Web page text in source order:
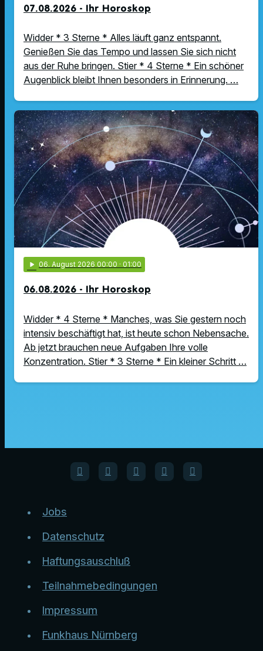
07.08.2026 - Ihr Horoskop
Widder * 3 Sterne * Alles läuft ganz entspannt.
Genießen Sie das Tempo und lassen Sie sich nicht
aus der Ruhe bringen. Stier * 4 Sterne * Ein schöner
Augenblick bleibt Ihnen besonders in Erinnerung. …
play_arrow 06. August 2026 00:00 · 01:00
06.08.2026 - Ihr Horoskop
Widder * 4 Sterne * Manches, was Sie gestern noch
intensiv beschäftigt hat, ist heute schon Nebensache.
Ab jetzt brauchen neue Aufgaben Ihre volle
Konzentration. Stier * 3 Sterne * Ein kleiner Schritt …
Jobs
Datenschutz
Haftungsauschluß
Teilnahmebedingungen
Impressum
Funkhaus Nürnberg